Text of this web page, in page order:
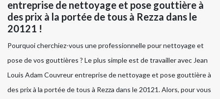
entreprise de nettoyage et pose gouttière à
des prix à la portée de tous à Rezza dans le
20121 !
Pourquoi cherchiez-vous une professionnelle pour nettoyage et
pose de vos gouttières ? Le plus simple est de travailler avec Jean
Louis Adam Couvreur entreprise de nettoyage et pose gouttière à
des prix à la portée de tous à Rezza dans le 20121. Alors, pour vous